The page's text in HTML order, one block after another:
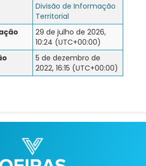
Divisão de Informação
Territorial
29 de julho de 2026,
10:24 (UTC+00:00)
5 de dezembro de
2022, 16:15 (UTC+00:00)